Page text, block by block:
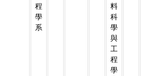
程
學
系
料
科
學
與
工
程
學